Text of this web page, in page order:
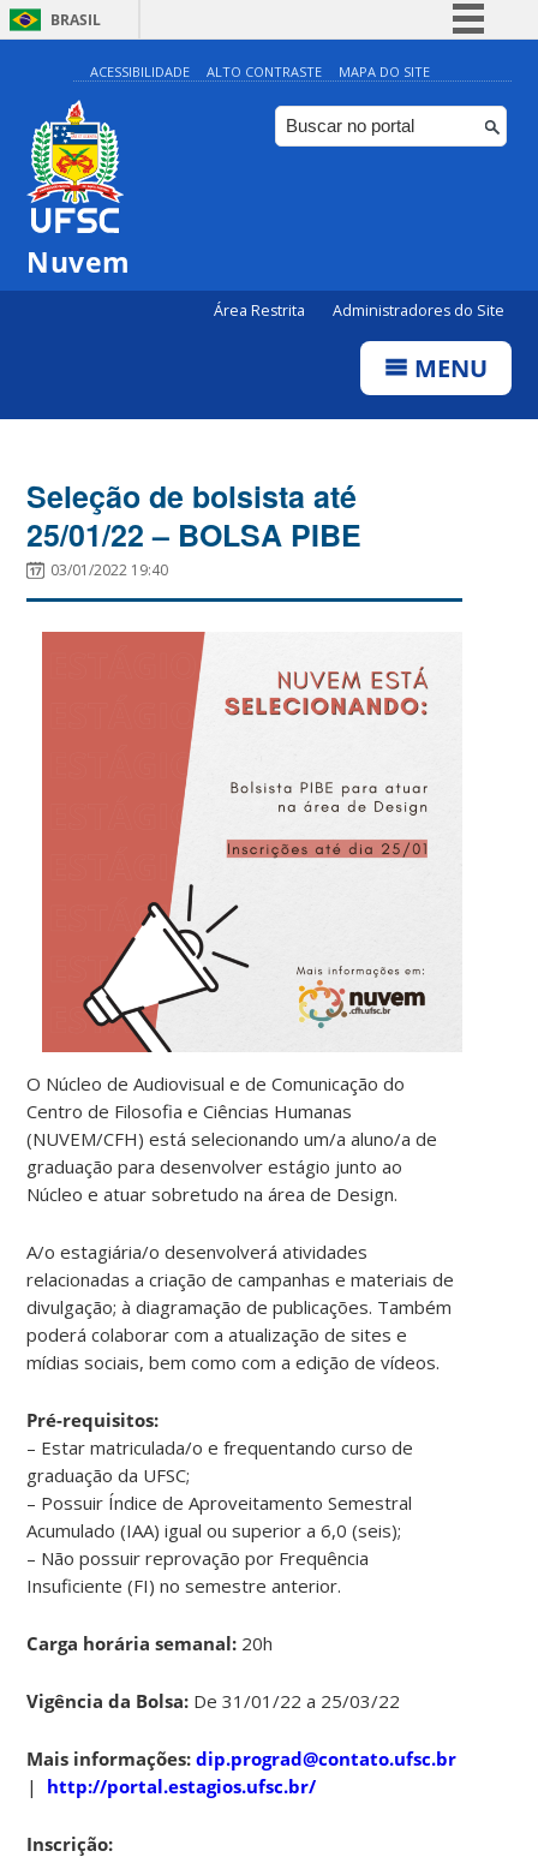
BRASIL
Simplifique!
Comunica BR
Participe
ACESSIBILIDADE ALTO CONTRASTE MAPA DO SITE
Nuvem
Área Restrita Administradores do Site
MENU
Seleção de bolsista até
25/01/22 – BOLSA PIBE
03/01/2022 19:40
O Núcleo de Audiovisual e de Comunicação do
Centro de Filosofia e Ciências Humanas
(NUVEM/CFH) está selecionando um/a aluno/a de
graduação para desenvolver estágio junto ao
Núcleo e atuar sobretudo na área de Design.
A/o estagiária/o desenvolverá atividades
relacionadas a criação de campanhas e materiais de
divulgação; à diagramação de publicações. Também
poderá colaborar com a atualização de sites e
mídias sociais, bem como com a edição de vídeos.
Pré-requisitos:
– Estar matriculada/o e frequentando curso de
graduação da UFSC;
– Possuir Índice de Aproveitamento Semestral
Acumulado (IAA) igual ou superior a 6,0 (seis);
– Não possuir reprovação por Frequência
Insuficiente (FI) no semestre anterior.
Carga horária semanal: 20h
Vigência da Bolsa: De 31/01/22 a 25/03/22
Mais informações: dip.prograd@contato.ufsc.br
| http://portal.estagios.ufsc.br/
Inscrição: